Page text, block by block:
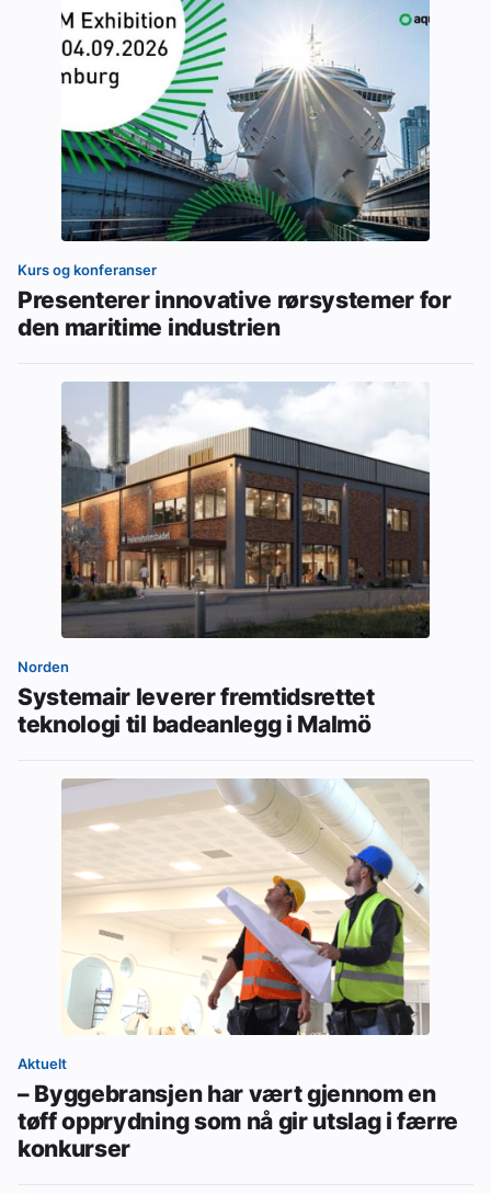
Kurs og konferanser
Presenterer innovative rørsystemer for
den maritime industrien
Norden
Systemair leverer fremtidsrettet
teknologi til badeanlegg i Malmö
Aktuelt
– Byggebransjen har vært gjennom en
tøff opprydning som nå gir utslag i færre
konkurser